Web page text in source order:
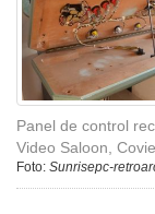
Panel de control
Video Saloon,
Foto: Sunrisepc-